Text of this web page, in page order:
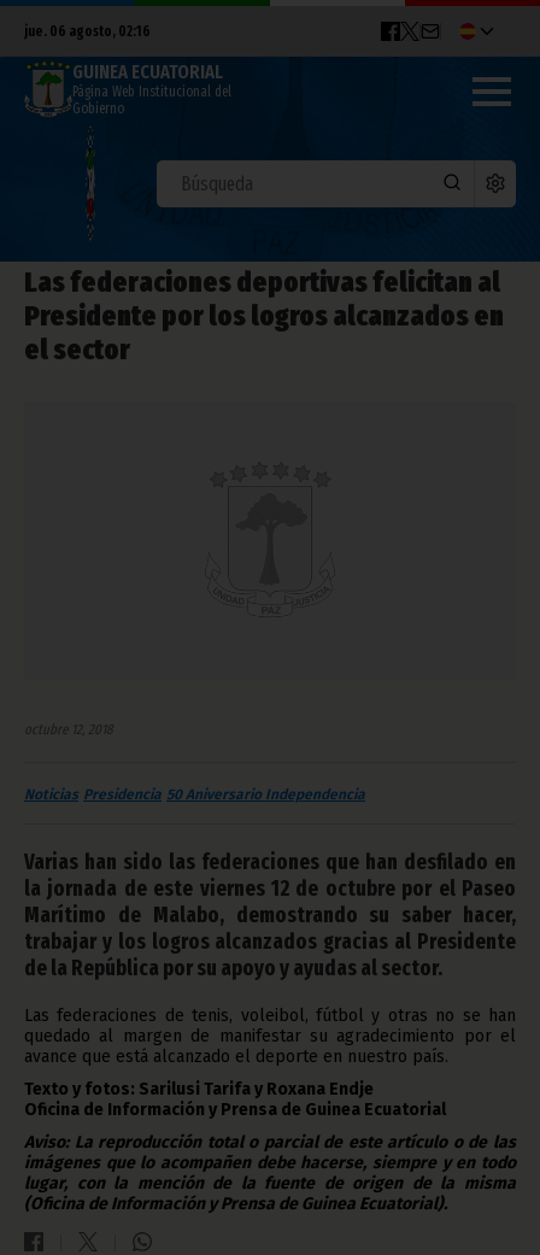
jue. 06 agosto, 02:16
GUINEA ECUATORIAL
Página Web Institucional del
Gobierno
Las federaciones deportivas felicitan al
Presidente por los logros alcanzados en
el sector
octubre 12, 2018
Noticias Presidencia 50 Aniversario Independencia
Varias han sido las federaciones que han desfilado en
la jornada de este viernes 12 de octubre por el Paseo
Marítimo de Malabo, demostrando su saber hacer,
trabajar y los logros alcanzados gracias al Presidente
de la República por su apoyo y ayudas al sector.
Las federaciones de tenis, voleibol, fútbol y otras no se han
quedado al margen de manifestar su agradecimiento por el
avance que está alcanzado el deporte en nuestro país.
Texto y fotos: Sarilusi Tarifa y Roxana Endje
Oficina de Información y Prensa de Guinea Ecuatorial
Aviso: La reproducción total o parcial de este artículo o de las
imágenes que lo acompañen debe hacerse, siempre y en todo
lugar, con la mención de la fuente de origen de la misma
(Oficina de Información y Prensa de Guinea Ecuatorial).